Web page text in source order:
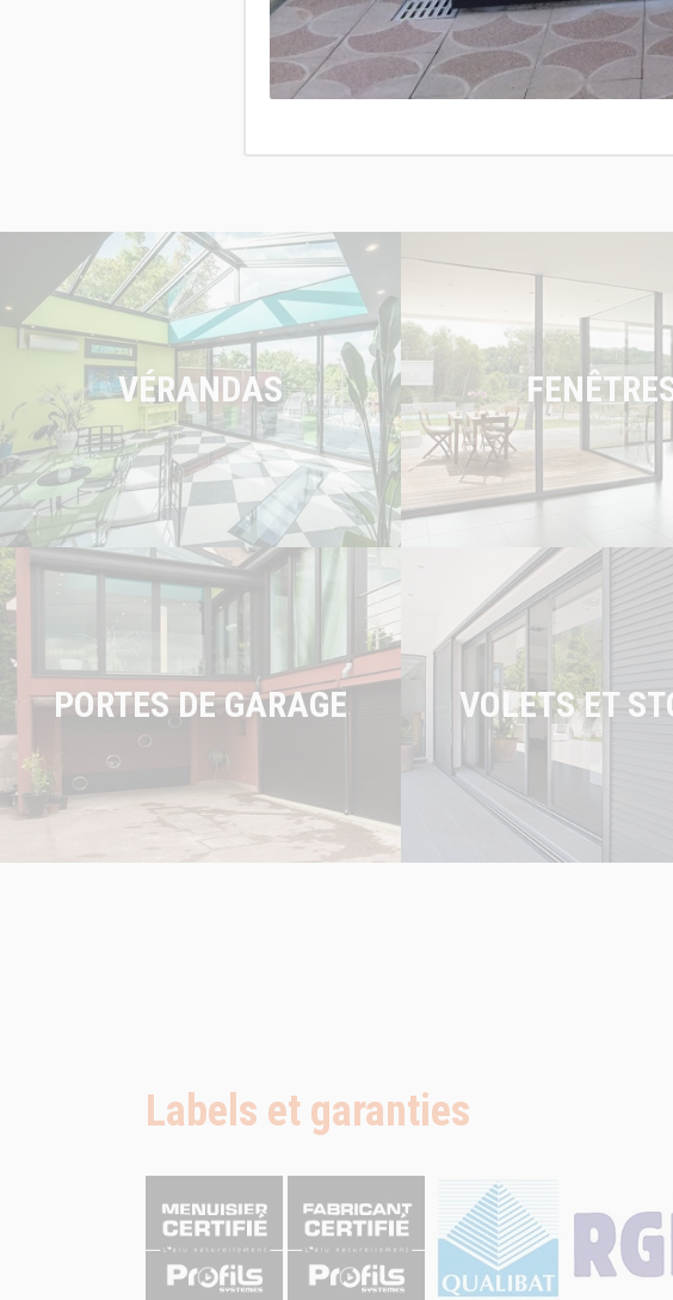
VÉRANDAS
PORTES DE GARAGE VOLETS ET
Labels et garanties